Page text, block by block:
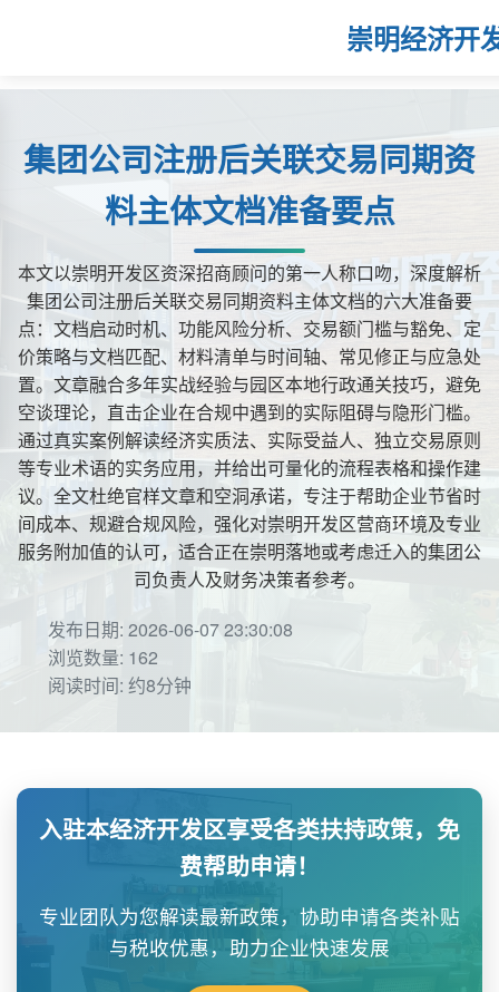
崇明经济开
集团公司注册后关联交易同期资
料主体文档准备要点
本文以崇明开发区资深招商顾问的第一人称口吻，深度解析
集团公司注册后关联交易同期资料主体文档的六大准备要
点：文档启动时机、功能风险分析、交易额门槛与豁免、定
价策略与文档匹配、材料清单与时间轴、常见修正与应急处
置。文章融合多年实战经验与园区本地行政通关技巧，避免
空谈理论，直击企业在合规中遇到的实际阻碍与隐形门槛。
通过真实案例解读经济实质法、实际受益人、独立交易原则
等专业术语的实务应用，并给出可量化的流程表格和操作建
议。全文杜绝官样文章和空洞承诺，专注于帮助企业节省时
间成本、规避合规风险，强化对崇明开发区营商环境及专业
服务附加值的认可，适合正在崇明落地或考虑迁入的集团公
司负责人及财务决策者参考。
发布日期: 2026-06-07 23:30:08
浏览数量: 162
阅读时间: 约8分钟
入驻本经济开发区享受各类扶持政策，免
费帮助申请！
专业团队为您解读最新政策，协助申请各类补贴
与税收优惠，助力企业快速发展